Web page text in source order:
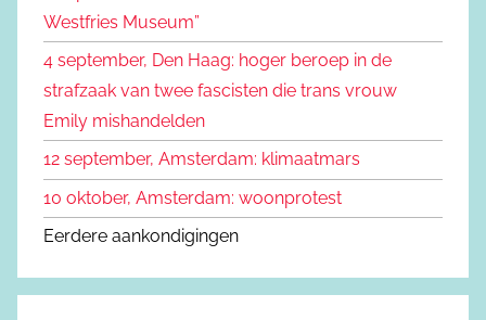
:
Westfries Museum”
4 september, Den Haag: hoger beroep in de
strafzaak van twee fascisten die trans vrouw
Emily mishandelden
12 september, Amsterdam: klimaatmars
10 oktober, Amsterdam: woonprotest
Eerdere aankondigingen